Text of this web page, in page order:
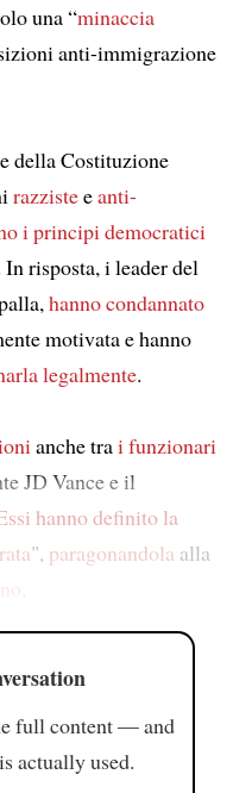
una “minaccia
anti-immigrazione
della Costituzione
razzisteeanti-
i principi democratici
risposta, i leader del
hanno condannato
motivata e hanno
legalmente.
anche trai funzionari
JD Vance e il
hanno definito la
", paragonandola alla
full content — and
actually used.